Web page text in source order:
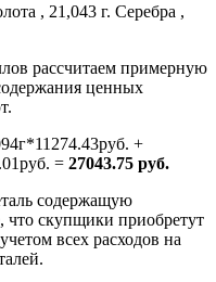
, 21,043 г. Серебра ,
рассчитаем примерную
ценных
+
= 27043.75 руб.
содержащую
что скупщики приобретут
всех расходов на